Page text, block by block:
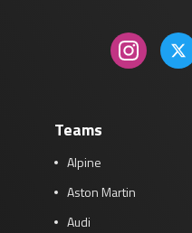
Teams
Alpine
Aston Martin
Audi